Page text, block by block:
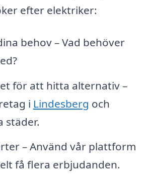
efter elektriker:
behov – Vad behöver
för att hitta alternativ –
i Lindesberg och
städer.
– Använd vår plattform
få flera erbjudanden.